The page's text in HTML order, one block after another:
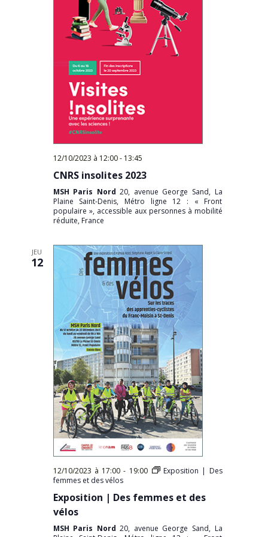
12/10/2023 à 12:00- 13:45
CNRS insolites 2023
MSH Paris Nord20, avenue George Sand, La
Plaine Saint-Denis, Métro ligne 12 : « Front
populaire », accessible aux personnes à mobilité
réduite, France
JEU
12
12/10/2023 à 17:00 - 19:00
Exposition | Des
femmes et des vélos
Exposition | Des femmes et des
vélos
MSH Paris Nord20, avenue George Sand, La